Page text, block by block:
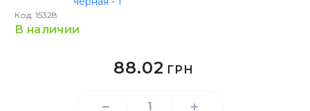
Код: 15328
в наличии
88.02 ГРН